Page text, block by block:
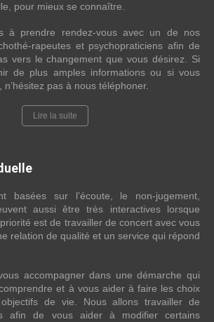
pour mieux se connaître.
à prendre rendez-vous avec un de nos
rapeutes et psychopraticiens afin de
vers le changement que vous désirez. Si
de plus amples informations ou si vous
pas à nous téléphoner.
Lire la suite
basées sur l’écoute, le non-jugement,
aussi être très interactives lorsque
est de travailler de concert avec vous
relation de qualité et un service qui répond
accompagner dans une démarche qui
et à vous aider à faire les choix
de vie. Nous allons travailler de
afin de vous aider à modifier certains